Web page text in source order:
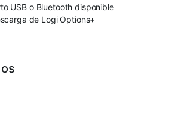
USB o Bluetooth disponible
de Logi Options+